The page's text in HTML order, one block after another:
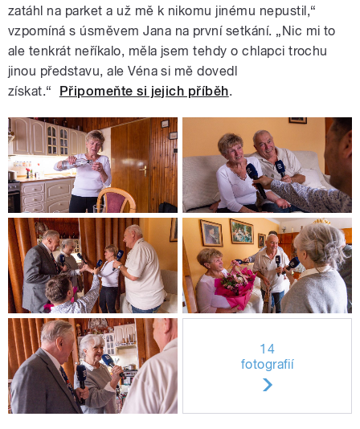
zatáhl na parket a už mě k nikomu jinému nepustil,“
vzpomíná s úsměvem Jana na první setkání. „Nic mi to
ale tenkrát neříkalo, měla jsem tehdy o chlapci trochu
jinou představu, ale Véna si mě dovedl
získat.“
Připomeňte si jejich příběh.
14
fotografií